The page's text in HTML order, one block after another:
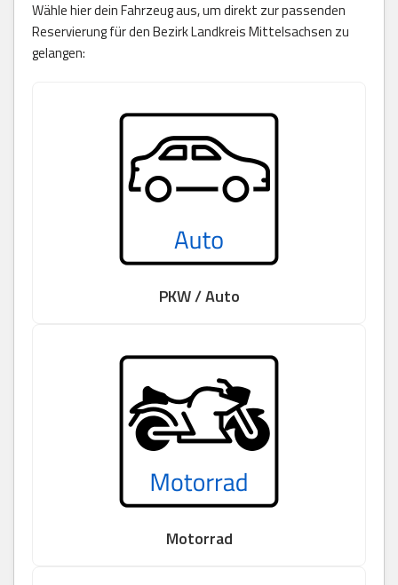
Wähle hier dein Fahrzeug aus, um direkt zur passenden
Reservierung für den Bezirk Landkreis Mittelsachsen zu
gelangen:
PKW / Auto
Motorrad